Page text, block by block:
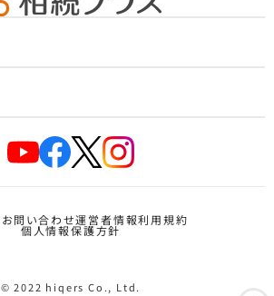
お問い合わせ運営者情報利用規約
個人情報保護方針
© 2022 hiqers Co., Ltd.